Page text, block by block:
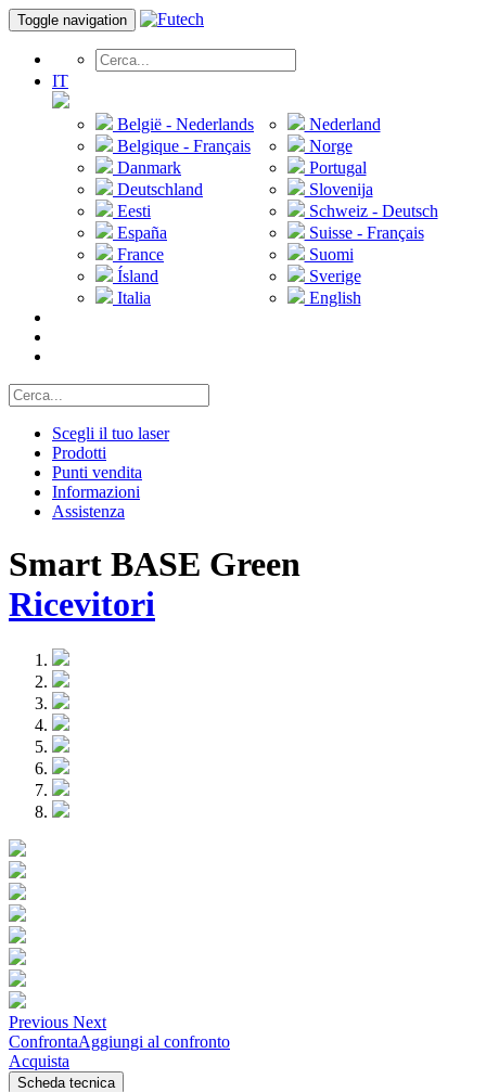
Toggle navigation
IT
België - Nederlands
Belgique - Français
Danmark
Deutschland
Eesti
España
France
Ísland
Italia
Nederland
Norge
Portugal
Slovenija
Schweiz - Deutsch
Suisse - Français
Suomi
Sverige
English
Scegli il tuo laser
Prodotti
Punti vendita
Informazioni
Assistenza
Smart BASE Green
Ricevitori
Previous Next
ConfrontaAggiungi al confronto
Acquista
Scheda tecnica